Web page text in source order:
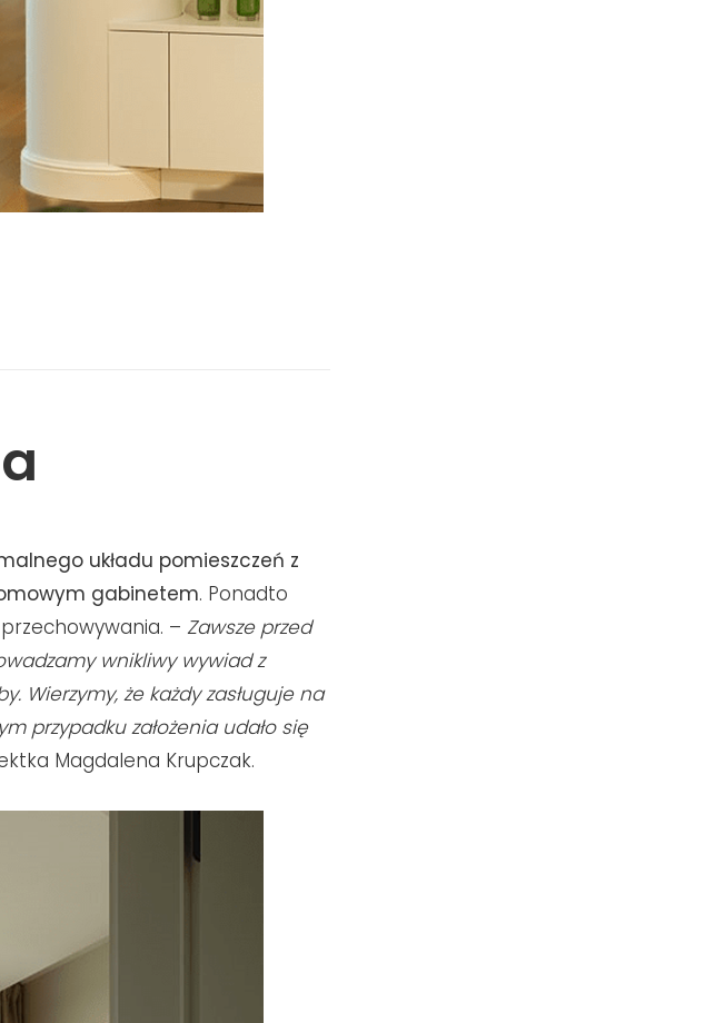
układu pomieszczeń z
gabinetem. Ponadto
– Zawsze przed
wnikliwy wywiad z
Wierzymy, że każdy zasługuje na
przypadku założenia udało się
Magdalena Krupczak.